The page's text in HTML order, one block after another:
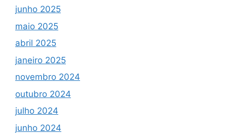
junho 2025
maio 2025
abril 2025
janeiro 2025
novembro 2024
outubro 2024
julho 2024
junho 2024